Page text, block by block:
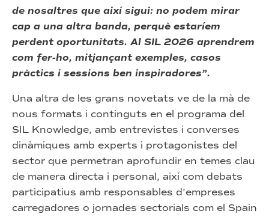
de nosaltres que així sigui: no podem mirar
cap a una altra banda, perquè estaríem
perdent oportunitats. Al SIL 2026 aprendrem
com fer-ho, mitjançant exemples, casos
pràctics i sessions ben inspiradores”.
Una altra de les grans novetats ve de la mà de
nous formats i continguts en el programa del
SIL Knowledge, amb entrevistes i converses
dinàmiques amb experts i protagonistes del
sector que permetran aprofundir en temes clau
de manera directa i personal, així com debats
participatius amb responsables d’empreses
carregadores o jornades sectorials com el Spain